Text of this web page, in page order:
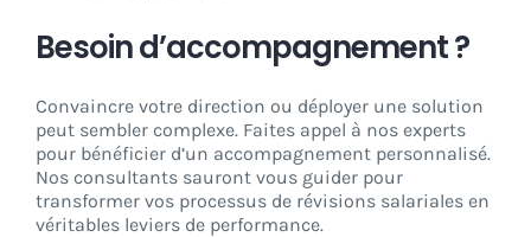
Besoin d’accompagnement ?
Convaincre votre direction ou déployer une solution
peut sembler complexe. Faites appel à nos experts
pour bénéficier d’un accompagnement personnalisé.
Nos consultants sauront vous guider pour
transformer vos processus de révisions salariales en
véritables leviers de performance.